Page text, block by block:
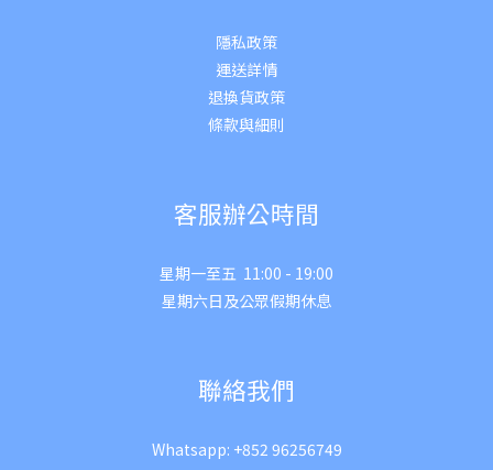
隱私政策
運送詳情
退換貨政策
條款與細則
客服辦公時間
星期一至五 11:00 - 19:00
星期六日及公眾假期休息
聯絡我們
Whatsapp: +852 96256749